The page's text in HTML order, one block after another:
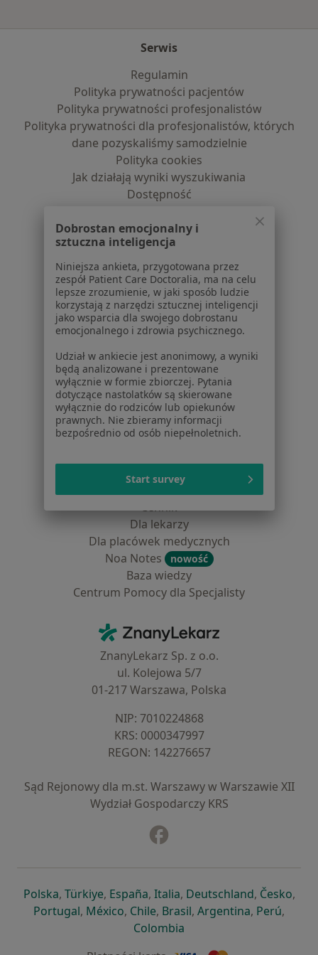
Serwis
Regulamin
Polityka prywatności pacjentów
Polityka prywatności profesjonalistów
Polityka prywatności dla profesjonalistów, których
dane pozyskaliśmy samodzielnie
Polityka cookies
Jak działają wyniki wyszukiwania
Dostępność
Praca Rekrutujemy!
Partnerzy
Centrum prasowe
Kontakt
Dla pacjentów
Lekarze
Placówki medyczne
Pytania i odpowiedzi
Usługi i zabiegi
Choroby
Pomoc
Aplikacje mobilne
Dla profesjonalistów
Cennik
Dla lekarzy
Dla placówek medycznych
Noa Notes
nowość
Baza wiedzy
Centrum Pomocy dla Specjalisty
ZnanyLekarz - Strona główna
ZnanyLekarz Sp. z o.o.
ul. Kolejowa 5/7
01-217 Warszawa, Polska
NIP: ⁠7010224868
KRS: ⁠0000347997
REGON: ⁠142276657
Sąd Rejonowy dla m.st. Warszawy w Warszawie XII
Wydział Gospodarczy KRS
Polskaotwiera się w nowej karcie
, Türkiyeotwiera się w nowej karcie
, Españaotwiera się w nowej karcie
, Italiaotwiera się w nowej
, Deutschlandotwiera się
, Česko,
Portugalotwiera się w nowej karcie
, Méxicootwiera się w nowej karcie
, Chileotwiera się w nowej karcie
, Brasilotwiera się w nowej
, Argentinaotwiera się
, Perú,
Colombia
Dobrostan emocjonalny i
sztuczna inteligencja
Niniejsza ankieta, przygotowana przez
zespół Patient Care Doctoralia, ma na celu
lepsze zrozumienie, w jaki sposób ludzie
korzystają z narzędzi sztucznej inteligencji
jako wsparcia dla swojego dobrostanu
emocjonalnego i zdrowia psychicznego.
Udział w ankiecie jest anonimowy, a wyniki
będą analizowane i prezentowane
wyłącznie w formie zbiorczej. Pytania
dotyczące nastolatków są skierowane
wyłącznie do rodziców lub opiekunów
prawnych. Nie zbieramy informacji
bezpośrednio od osób niepełnoletnich.
Start survey